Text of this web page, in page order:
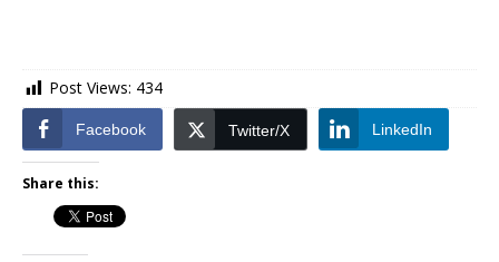
Post Views: 434
Facebook Twitter/X LinkedIn
Share this: